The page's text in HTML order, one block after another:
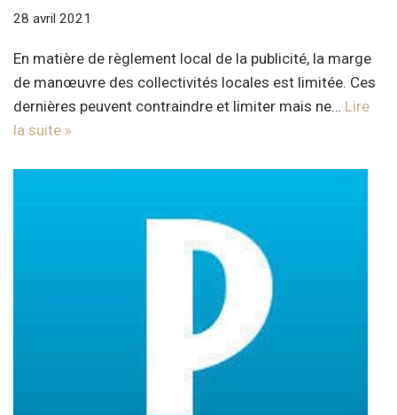
28 avril 2021
En matière de règlement local de la publicité, la marge
de manœuvre des collectivités locales est limitée. Ces
dernières peuvent contraindre et limiter mais ne… Lire
la suite »